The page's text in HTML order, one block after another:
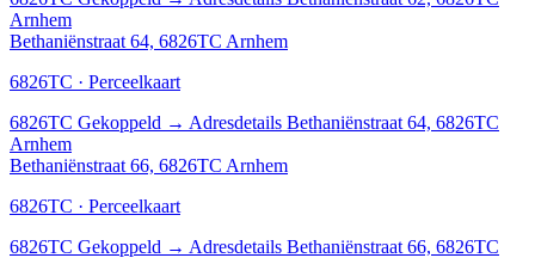
Arnhem
Bethaniënstraat 64, 6826TC Arnhem
6826TC · Perceelkaart
6826TC Gekoppeld → Adresdetails Bethaniënstraat 64, 6826TC
Arnhem
Bethaniënstraat 66, 6826TC Arnhem
6826TC · Perceelkaart
6826TC Gekoppeld → Adresdetails Bethaniënstraat 66, 6826TC